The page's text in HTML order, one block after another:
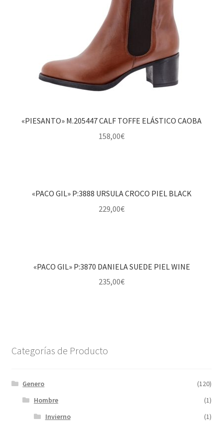
«PIESANTO» M.205447 CALF TOFFE ELÁSTICO CAOBA
158,00€
«PACO GIL» P:3888 URSULA CROCO PIEL BLACK
229,00€
«PACO GIL» P:3870 DANIELA SUEDE PIEL WINE
235,00€
Categorías de Producto
Genero
(120)
Hombre
(1)
Invierno
(1)